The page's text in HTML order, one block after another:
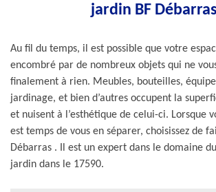
jardin BF Débarras
Au fil du temps, il est possible que votre
encombré par de nombreux objets qui ne
finalement à rien. Meubles, bouteilles,
jardinage, et bien d’autres occupent la
et nuisent à l’esthétique de celui-ci. Lorsque
est temps de vous en séparer, choisissez de
Débarras . Il est un expert dans le domaine
jardin dans le 17590.